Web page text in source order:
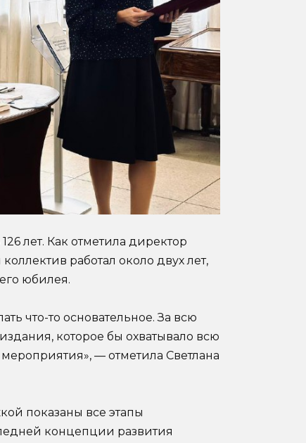
лет. Как отметила директор
работал около двух лет,
юбилея.
что-то основательное. За всю
которое бы охватывало всю
— отметила Светлана
показаны все этапы
концепции развития